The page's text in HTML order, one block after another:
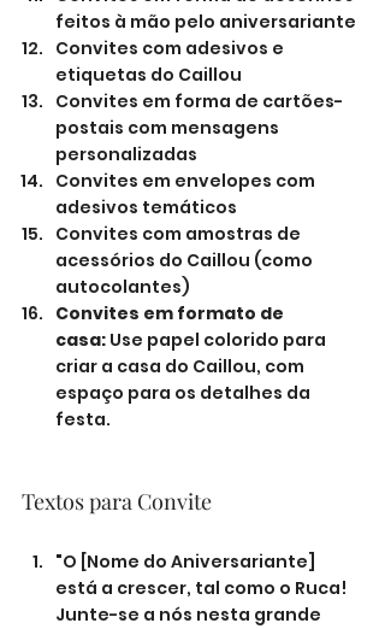
feitos à mão pelo aniversariante
Convites com adesivos e
etiquetas do Caillou
Convites em forma de cartões-
postais com mensagens
personalizadas
Convites em envelopes com
adesivos temáticos
Convites com amostras de
acessórios do Caillou (como
autocolantes)
Convites em formato de
casa: Use papel colorido para
criar a casa do Caillou, com
espaço para os detalhes da
festa.
Textos para Convite
"O [Nome do Aniversariante]
está a crescer, tal como o Ruca!
Junte-se a nós nesta grande